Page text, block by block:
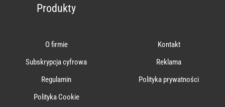
Produkty
O firmie
Kontakt
Subskrypcja cyfrowa
Reklama
Regulamin
Polityka prywatności
Polityka Cookie